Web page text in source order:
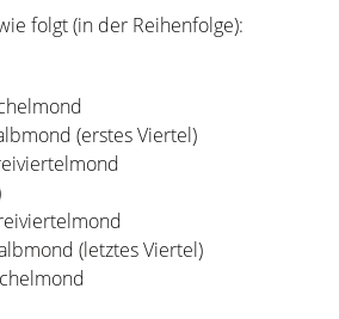
folgt (in der Reihenfolge):
(erstes Viertel)
(letztes Viertel)